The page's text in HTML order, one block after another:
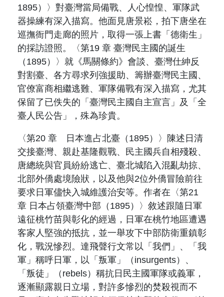
1895）〉對臺灣當局備戰、人心惶惶、軍隊武
器操練有深入描寫。他面見唐景崧，拍下唐坐在
巡撫衙門走廊的照片，取得一張上書「德衛生」
的採訪證照。〈第19 章 臺灣民主國的誕生
（ 1895）〉就《馬關條約》會談、臺灣仕紳反
對割臺、各方尋求列強援助、籌辦臺灣民主國、
官僚富商相繼逃難、軍隊備戰有深入描寫，尤其
保留了已佚失的「臺灣民主國自主宣言」及「全
臺人民公告」，殊為珍貴。
〈第20 章 日本進占北臺（ 1895）〉陳述日清
交接臺灣、親赴基隆觀戰、民主國兵自相殘殺、
唐總統與官員紛紛逃亡、臺北城陷入混亂劫掠、
北部外僑處境險狀，以及他與2位外僑冒險前往
要求日軍儘快入城維護治安等。作者在〈第21
章 日本占領臺灣中部（ 1895）〉敘述跟隨日軍
遠征桃竹苗與彰化的經過，日軍在桃竹地區遭遇
客家人堅強的抵抗，並一舉攻下中部防衛重鎮彰
化，戰況慘烈。達飛聲行文常以「我們」、「我
軍」稱呼日軍，以「叛軍」（ insurgents）、
「叛徒」（ rebels）稱抗日民主國軍隊或義軍，
逐漸顯露親日立場，對許多慘烈的焚殺視而不